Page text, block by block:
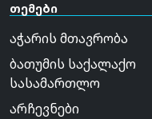
თემები
აჭარის მთავრობა
ბათუმის საქალაქო
სასამართლო
არჩევნები